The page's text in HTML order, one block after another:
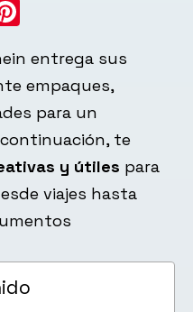
entrega sus
empaques,
para un
te
y útiles para
viajes hasta